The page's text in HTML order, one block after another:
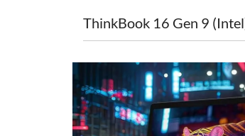
ThinkBook 16 Gen 9